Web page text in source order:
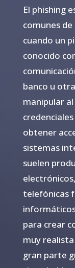
El phishing
comunes
cuando un
conocido
banco u
manipular
obtener
sistemas
suelen
telefónicas
para crear
muy
gran parte